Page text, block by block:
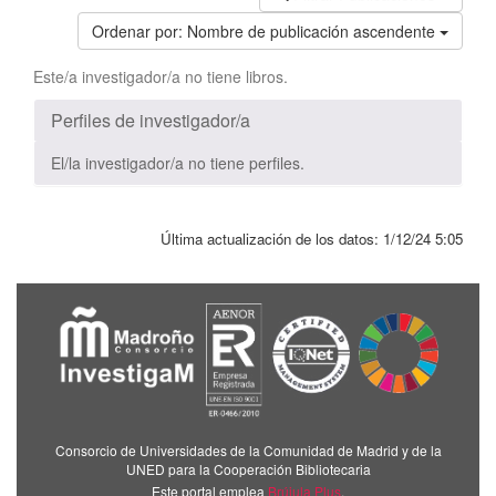
Ordenar por: Nombre de publicación ascendente
Este/a investigador/a no tiene libros.
Perfiles de investigador/a
El/la investigador/a no tiene perfiles.
Última actualización de los datos: 1/12/24 5:05
Consorcio de Universidades de la Comunidad de Madrid y de la
UNED para la Cooperación Bibliotecaria
Este portal emplea Brújula Plus.